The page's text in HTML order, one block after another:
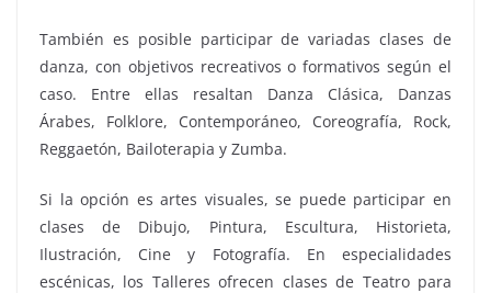
También es posible participar de variadas clases de
danza, con objetivos recreativos o formativos según el
caso. Entre ellas resaltan Danza Clásica, Danzas
Árabes, Folklore, Contemporáneo, Coreografía, Rock,
Reggaetón, Bailoterapia y Zumba.
Si la opción es artes visuales, se puede participar en
clases de Dibujo, Pintura, Escultura, Historieta,
Ilustración, Cine y Fotografía. En especialidades
escénicas, los Talleres ofrecen clases de Teatro para